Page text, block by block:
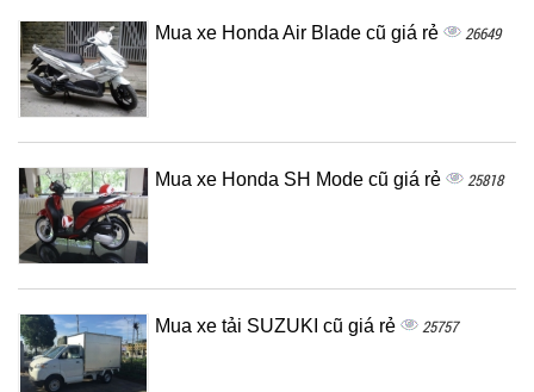
Mua xe Honda Air Blade cũ giá rẻ 26649
Mua xe Honda SH Mode cũ giá rẻ 25818
Mua xe tải SUZUKI cũ giá rẻ 25757